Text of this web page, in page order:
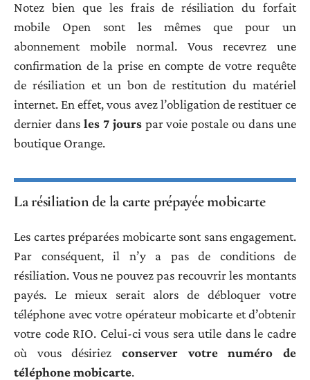
Notez bien que les frais de résiliation du forfait
mobile Open sont les mêmes que pour un
abonnement mobile normal. Vous recevrez une
confirmation de la prise en compte de votre requête
de résiliation et un bon de restitution du matériel
internet. En effet, vous avez l’obligation de restituer ce
dernier dans les 7 jourspar voie postale ou dans une
boutique Orange.
La résiliation de la carte prépayée mobicarte
Les cartes préparées mobicarte sont sans engagement.
Par conséquent, il n’y a pas de conditions de
résiliation. Vous ne pouvez pas recouvrir les montants
payés. Le mieux serait alors de débloquer votre
téléphone avec votre opérateur mobicarte et d’obtenir
votre code RIO. Celui-ci vous sera utile dans le cadre
où vous désiriez conserver votre numéro de
téléphone mobicarte.